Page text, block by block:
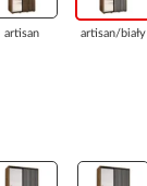
artisan artisan/biały